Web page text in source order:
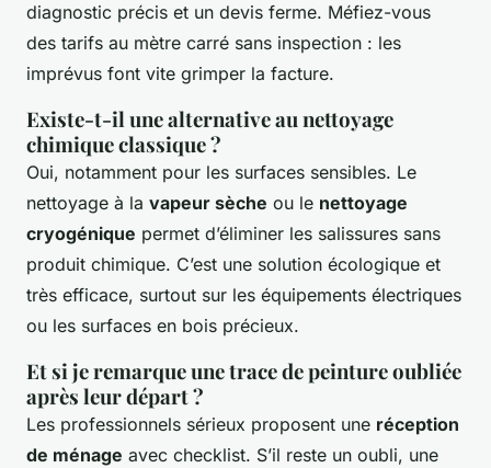
diagnostic précis et un devis ferme. Méfiez-vous
des tarifs au mètre carré sans inspection : les
imprévus font vite grimper la facture.
Existe-t-il une alternative au nettoyage
chimique classique ?
Oui, notamment pour les surfaces sensibles. Le
nettoyage à la vapeur sèche ou le nettoyage
cryogénique permet d’éliminer les salissures sans
produit chimique. C’est une solution écologique et
très efficace, surtout sur les équipements électriques
ou les surfaces en bois précieux.
Et si je remarque une trace de peinture oubliée
après leur départ ?
Les professionnels sérieux proposent une réception
de ménage avec checklist. S’il reste un oubli, une